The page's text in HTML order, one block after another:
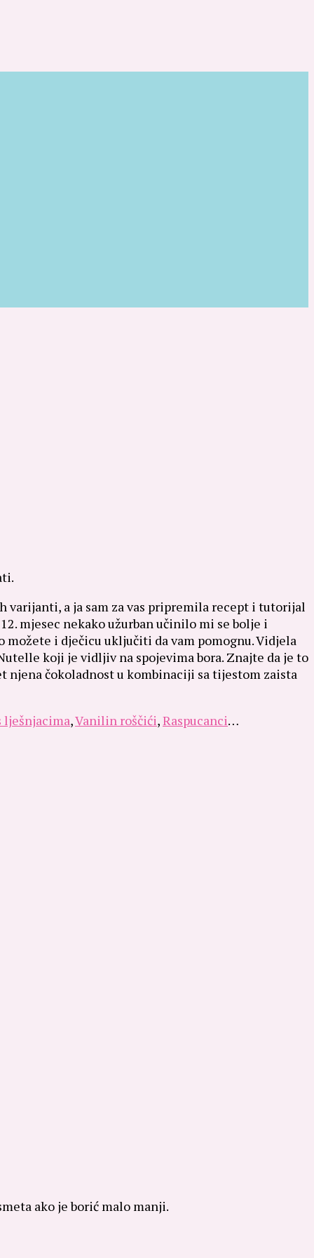
varijanti, a ja sam za vas pripremila recept i tutorijal
mjesec nekako užurban učinilo mi se bolje i
i dječicu uključiti da vam pomognu. Vidjela
koji je vidljiv na spojevima bora. Znajte da je to
njena čokoladnost u kombinaciji sa tijestom zaista
lješnjacima,Vanilin roščići,Raspucanci…
ako je borić malo manji.